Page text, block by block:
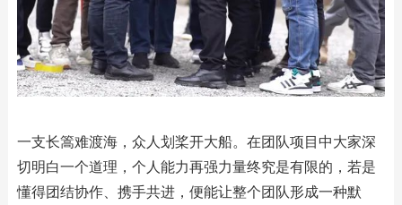
一支长篙难渡海，众人划桨开大船。在团队项目中大家深
切明白一个道理，个人能力再强力量终究是有限的，若是
懂得团结协作、携手共进，便能让整个团队形成一种默